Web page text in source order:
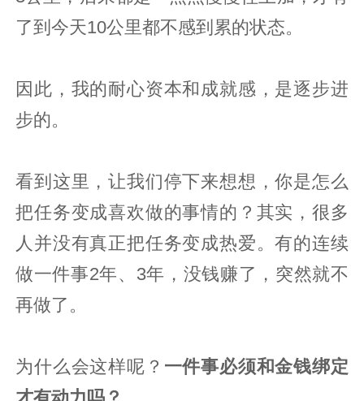
了到今天10公里都不感到累的状态。
因此，我的耐心资本和成就感，是逐步进
步的。
看到这里，让我们停下来想想，你是怎么
把任务变成喜欢做的事情的？其实，很多
人并没有真正把任务变成热爱。有的连续
做一件事2年、3年，没钱赚了，突然就不
再做了。
为什么会这样呢？ 一件事必须和金钱绑定